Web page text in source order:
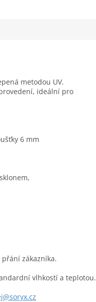
metodou UV.
ideální pro
6 mm
zákazníka.
vlhkostí a teplotou.